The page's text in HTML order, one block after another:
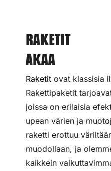
Raketit
Akaa
Raketit ovat klassisia
Rakettipaketit
joissa on erilaisia
upean värien ja
raketti erottuu
muodollaan, ja
kaikkein